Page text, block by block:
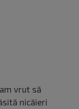
vrut să
nicăieri